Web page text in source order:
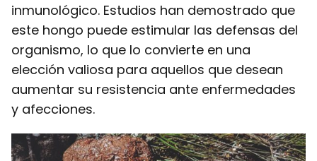
inmunológico. Estudios han demostrado que
este hongo puede estimular las defensas del
organismo, lo que lo convierte en una
elección valiosa para aquellos que desean
aumentar su resistencia ante enfermedades
y afecciones.